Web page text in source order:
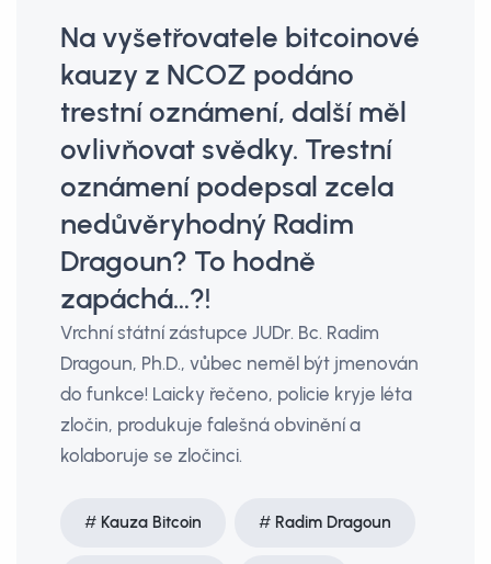
Na vyšetřovatele bitcoinové
kauzy z NCOZ podáno
trestní oznámení, další měl
ovlivňovat svědky. Trestní
oznámení podepsal zcela
nedůvěryhodný Radim
Dragoun? To hodně
zapáchá…?!
Vrchní státní zástupce JUDr. Bc. Radim
Dragoun, Ph.D., vůbec neměl být jmenován
do funkce! Laicky řečeno, policie kryje léta
zločin, produkuje falešná obvinění a
kolaboruje se zločinci.
Kauza Bitcoin Radim Dragoun